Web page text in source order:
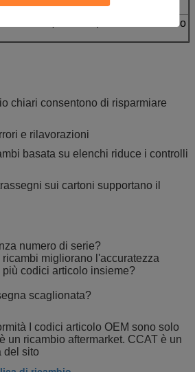
per quantità e disponibilità
articolo, modello, numero di serie o
chiari consentono di risparmiare
e rilavorazioni
basata su elenchi riduce i controlli
sui cartoni supportano il
numero di serie?
migliorano l'accuratezza
codici articolo insieme?
scaglionata?
I codici articolo OEM sono solo
un ricambio aftermarket. CCAT è un
del sito